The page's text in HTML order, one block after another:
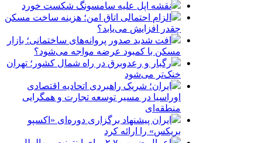
نقشه اپل علیه سامسونگ شکست خورد
الزام احتمالی اتاق امن؛ هزینه ساخت مسکن
چقدر افزایش می‌یابد؟
افت شدید صدور پروانه‌های ساختمانی؛ بازار
مسکن با کمبود عرضه مواجه می‌شود؟
رگبار و رعدوبرق در راه شمال کشور؛ تهران
خنک‌تر می‌شود
ایران؛ شریک راهبردی اتحادیه اقتصادی
اوراسیا در مسیر توسعه تجارت و همگرایی
منطقه‌ای
ایران پیشنهاد برگزاری دوره‌ای «اکسپو
بریکس» را ارائه کرد